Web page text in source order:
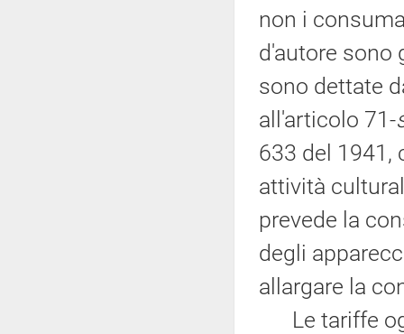
non i
d'autore sono
sono dettate
all'articolo 71-
633 del 1941,
attività
prevede la
degli
allargare la
Le tariffe